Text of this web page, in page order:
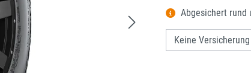
Abgesichert rund